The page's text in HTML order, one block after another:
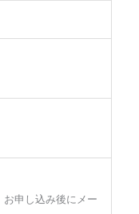
申し込み後にメー